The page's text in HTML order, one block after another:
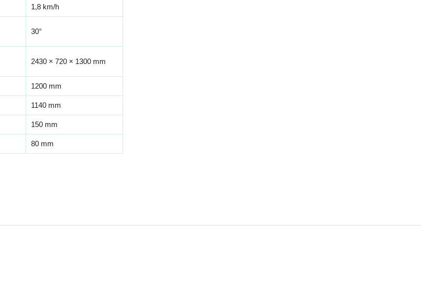
1,8 km/h
30°
2430 × 720 × 1300 mm
1200 mm
1140 mm
150 mm
80 mm